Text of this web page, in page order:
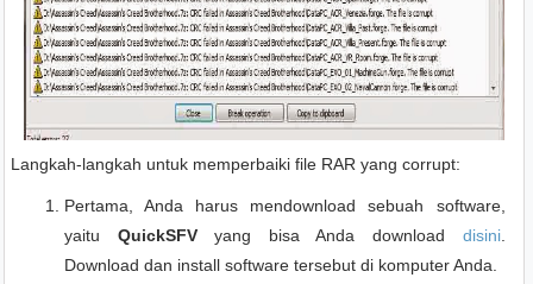
Langkah-langkah untuk memperbaiki file RAR yang corrupt:
Pertama, Anda harus mendownload sebuah software,
yaitu QuickSFVyang bisa Anda download disini.
Download dan install software tersebut di komputer Anda.